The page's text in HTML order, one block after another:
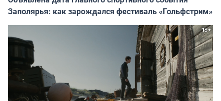
Заполярья: как зарождался фестиваль «Гольфстрим»